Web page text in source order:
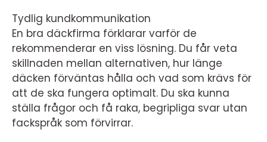
Tydlig kundkommunikation
En bra däckfirma förklarar varför de
rekommenderar en viss lösning. Du får veta
skillnaden mellan alternativen, hur länge
däcken förväntas hålla och vad som krävs för
att de ska fungera optimalt. Du ska kunna
ställa frågor och få raka, begripliga svar utan
fackspråk som förvirrar.